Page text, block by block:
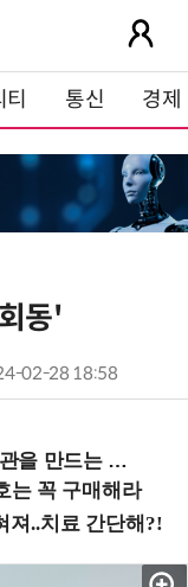
통신 경제
동'
02-28 18:58
로.. (8/20 강남역)